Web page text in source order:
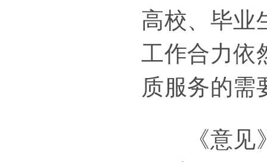
高校、毕业
工作合力依
质服务的需
《意见》